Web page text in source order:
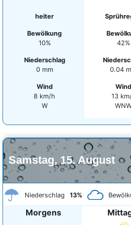
heiter
Bewölkung
10%
Niederschlag
0 mm
Wind
8 km/h
W
42%
0.04
13
Samstag, 15. August
Niederschlag 13%
Morgens